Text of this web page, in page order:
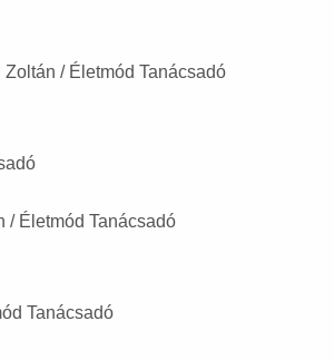
/ Életmód Tanácsadó
/ Életmód Tanácsadó
Tanácsadó